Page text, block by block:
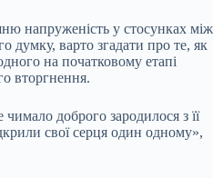
напруженість у стосунках між
думку, варто згадати про те, як
на початковому етапі
вторгнення.
доброго зародилося з її
свої серця один одному»,